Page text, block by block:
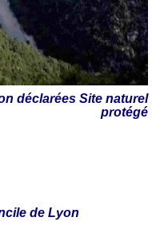
déclarées Site naturel
protégé
de Lyon